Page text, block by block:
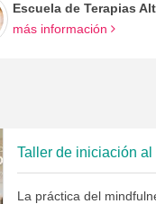
Escuela de Terapias
más información
Taller de iniciación
La práctica del